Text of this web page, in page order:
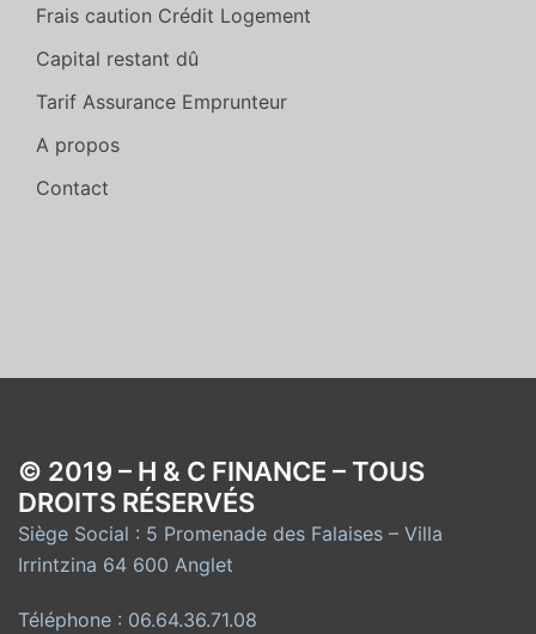
Frais caution Crédit Logement
Capital restant dû
Tarif Assurance Emprunteur
A propos
Contact
© 2019 – H & C FINANCE – TOUS
DROITS RÉSERVÉS
Siège Social : 5 Promenade des Falaises – Villa
Irrintzina 64 600 Anglet
Téléphone : 06.64.36.71.08